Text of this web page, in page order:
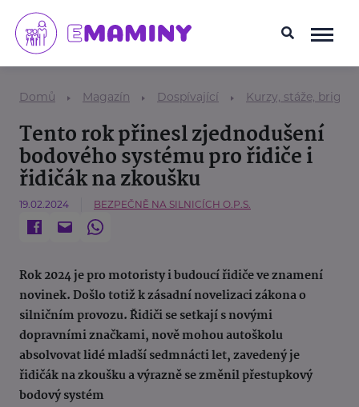
Domů Magazín Dospívající Kurzy, stáže,
Tento rok přinesl zjednodušení
bodového systému pro řidiče i
řidičák na zkoušku
19.02.2024 BEZPEČNĚ NA SILNICÍCH O.P.S.
Rok 2024 je pro motoristy i budoucí řidiče ve znamení
novinek. Došlo totiž k zásadní novelizaci zákona o
silničním provozu. Řidiči se setkají s novými
dopravními značkami, nově mohou autoškolu
absolvovat lidé mladší sedmnácti let, zavedený je
řidičák na zkoušku a výrazně se změnil přestupkový
bodový systém